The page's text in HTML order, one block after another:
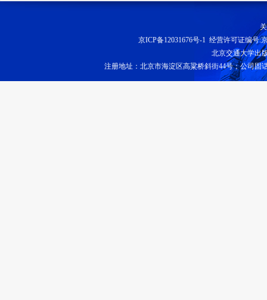
京ICP备12031676号-1 经营许可证编号:
北京交通大学出
注册地址：北京市海淀区高粱桥斜街44号；公司固